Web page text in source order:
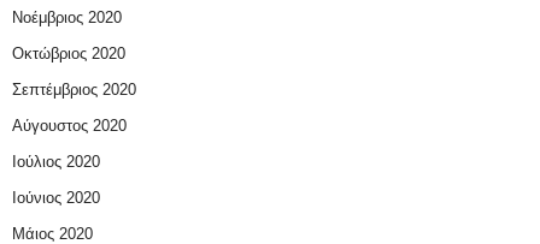
Νοέμβριος 2020
Οκτώβριος 2020
Σεπτέμβριος 2020
Αύγουστος 2020
Ιούλιος 2020
Ιούνιος 2020
Μάιος 2020